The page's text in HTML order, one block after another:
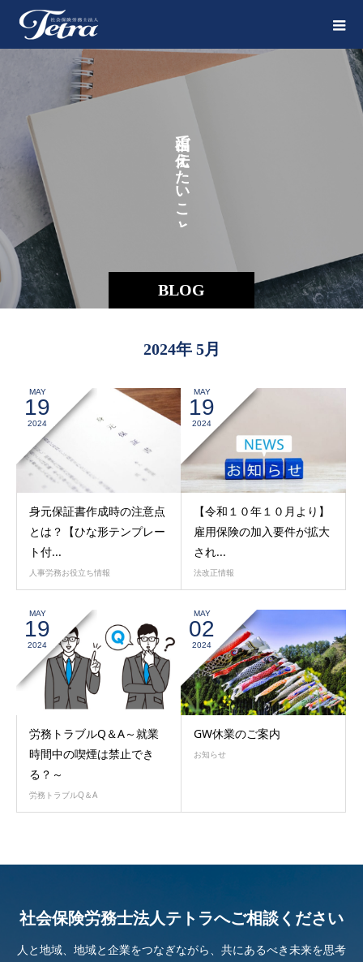
BLOG
で
え
た
い
こ
と
2024年 5月
MAY
19
2024
身元保証書作成時の注意点
とは？【ひな形テンプレー
ト付...
人事労務お役立ち情報
MAY
19
2024
【令和１０年１０月より】
雇用保険の加入要件が拡大
され...
法改正情報
MAY
19
2024
労務トラブルQ＆A～就業
時間中の喫煙は禁止でき
る？～
労務トラブルQ＆A
MAY
02
2024
GW休業のご案内
お知らせ
社会保険労務士法人テトラへご相談ください
人と地域、地域と企業をつなぎながら、共にあるべき未来を思考